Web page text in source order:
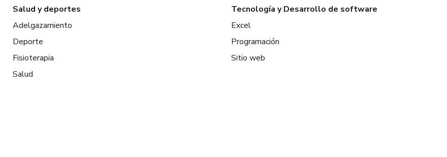
Salud y deportes
Adelgazamiento
Deporte
Fisioterapia
Salud
Tecnología y Desarrollo de software
Excel
Programación
Sitio web